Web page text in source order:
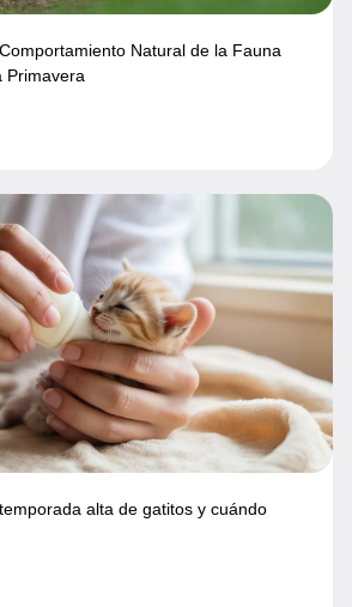
Natural de la Fauna
Primavera
alta de gatitos y cuándo